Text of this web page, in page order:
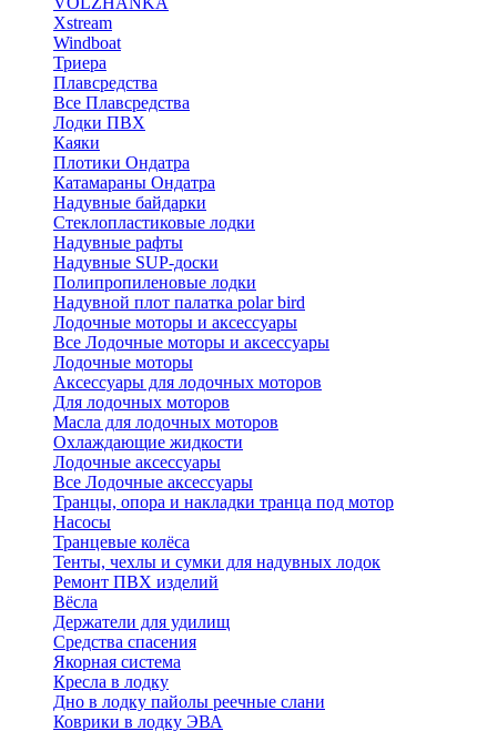
Xstream
Windboat
Триера
Плавсредства
Все Плавсредства
Лодки ПВХ
Каяки
Плотики Ондатра
Катамараны Ондатра
Надувные байдарки
Стеклопластиковые лодки
Надувные рафты
Надувные SUP-доски
Полипропиленовые лодки
Надувной плот палатка polar bird
Лодочные моторы и аксессуары
Все Лодочные моторы и аксессуары
Лодочные моторы
Аксессуары для лодочных моторов
Для лодочных моторов
Масла для лодочных моторов
Охлаждающие жидкости
Лодочные аксессуары
Все Лодочные аксессуары
Транцы, опора и накладки транца под мотор
Насосы
Транцевые колёса
Тенты, чехлы и сумки для надувных лодок
Ремонт ПВХ изделий
Вёсла
Держатели для удилищ
Средства спасения
Якорная система
Кресла в лодку
Дно в лодку пайолы реечные слани
Коврики в лодку ЭВА